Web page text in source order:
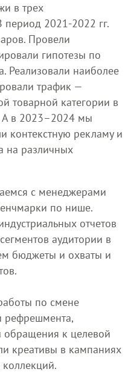
в трех
период 2021-2022 гг.
Провели
гипотезы по
Реализовали наиболее
трафик —
товарной категории в
А в 2023–2024 мы
контекстную рекламу и
на различных
с менеджерами
по нише.
отчетов
аудитории в
бюджеты и охваты и
по смене
рефрешмента,
обращения к целевой
креативы в кампаниях